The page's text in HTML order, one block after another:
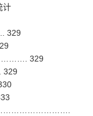
计
329
329
………………………….